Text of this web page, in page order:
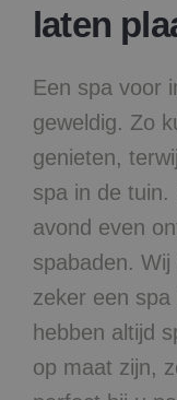
laten
Een spa voor
geweldig. Zo
genieten,
spa in de
avond even
spabaden.
zeker een
hebben altijd
op maat zijn,